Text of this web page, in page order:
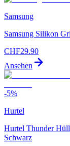
Samsung
Samsung Silikon
CHF29.90
Ansehen
-5%
Hurtel
Hurtel Thunder
Schwarz